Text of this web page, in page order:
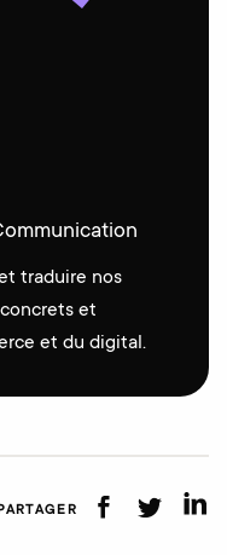
traduire nos
et
et du digital.